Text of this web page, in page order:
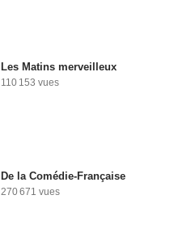
Les Matins merveilleux
110 153 vues
De la Comédie-Française
270 671 vues